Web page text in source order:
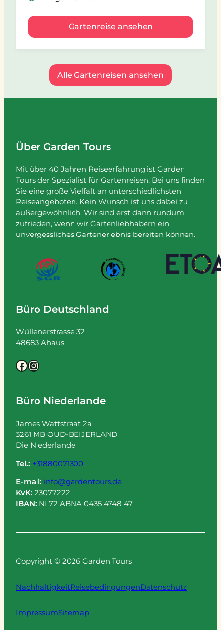
Gartenreise ansehen
Alle Gartenreisen ansehen
Über Garden Tours
Mit über 40 Jahren Reiseerfahrung ist Garden
Tours der Spezialist für Gartenreisen. Bei uns finden
Sie eine große Vielfalt an unterschiedlichsten
Reiseangeboten. Kein Wunsch ist uns dabei zu
außergewöhnlich. Wir sind erst dann rundum
zufrieden, wenn wir Gartenliebhabern ein
unvergessliches Gartenerlebnis bereiten können.
Büro Deutschland
Wüllenerstrasse 32
48683 Ahaus
Facebook Instagram
Büro Niederlande
James Wattstraat 2a
3261 MB OUD-BEIJERLAND
Die Niederlande
Tel.: +31880071300
E-mail: info@gardentours.de
KvK: 23077222
IBAN: NL72 ABNA 0435 4748 47
Copyright © 2026 Garden Tours
NachhaltigkeitReisebedingungenDatenschutz
ImpressumSitemap